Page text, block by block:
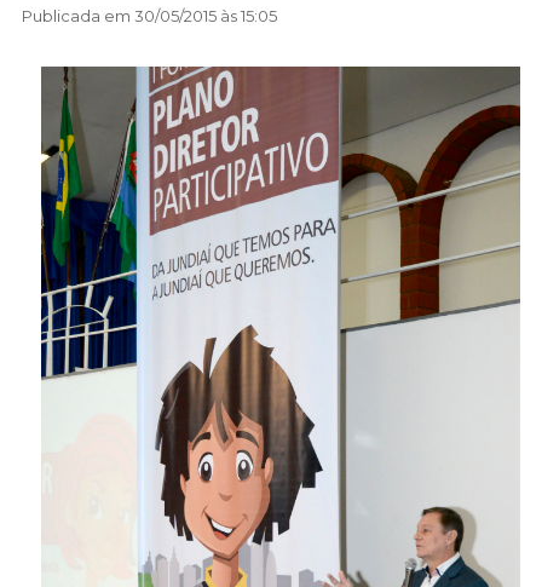
Publicada em 30/05/2015 às 15:05